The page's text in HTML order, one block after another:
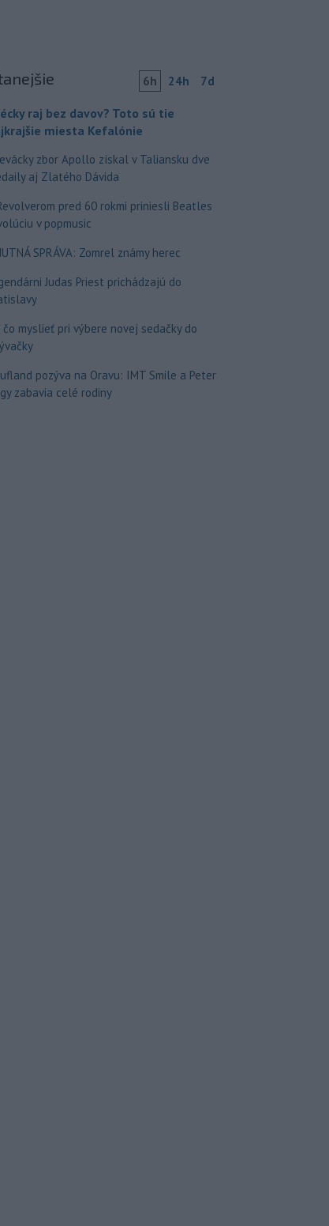
6h 24h 7d
raj bez davov? Toto sú tie
miesta Kefalónie
zbor Apollo získal v Taliansku dve
aj Zlatého Dávida
pred 60 rokmi priniesli Beatles
v popmusic
SPRÁVA: Zomrel známy herec
Judas Priest prichádzajú do
čo myslieť pri výbere novej sedačky do
pozýva na Oravu: IMT Smile a Peter
zabavia celé rodiny